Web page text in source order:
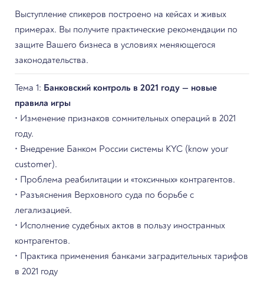
Выступление спикеров построено на кейсах и живых
примерах. Вы получите практические рекомендации по
защите Вашего бизнеса в условиях меняющегося
законодательства.
Тема 1: Банковский контроль в 2021 году — новые
правила игры
• Изменение признаков сомнительных операций в 2021
году.
• Внедрение Банком России системы KYC (know уour
сustomer).
• Проблема реабилитации и «токсичных» контрагентов.
• Разъяснения Верховного суда по борьбе с
легализацией.
• Исполнение судебных актов в пользу иностранных
контрагентов.
• Практика применения банками заградительных тарифов
в 2021 году